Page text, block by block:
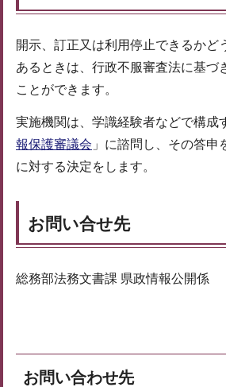
開示、訂正又は利用停止できるかど
あるときは、行政不服審査法に基づ
ことができます。
実施機関は、学識経験者などで構成
報保護審議会 」に諮問し、その答申
に対する決定をします。
お問い合せ先
総務部法務文書課 県政情報公開係
お問い合わせ先